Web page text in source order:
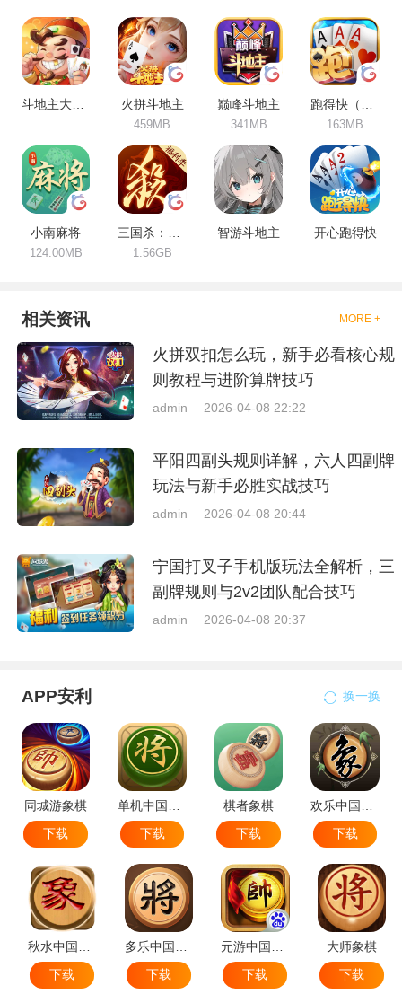
游戏，支持安卓苹果免费下载，
安全稳定，持续更新。
斗地主大作战 火拼斗地主
459MB
巅峰斗地主
341MB 163MB
小南麻将
124.00MB
三国杀：一将成名
1.56GB
智游斗地主 开心跑得快
相关资讯 MORE +
火拼双扣怎么玩，新手必看核心规
则教程与进阶算牌技巧
admin 2026-04-08 22:22
平阳四副头规则详解，六人四副牌
玩法与新手必胜实战技巧
admin 2026-04-08 20:44
宁国打叉子手机版玩法全解析，三
副牌规则与2v2团队配合技巧
admin 2026-04-08 20:37
APP安利 换一换
同城游象棋
下载
单机中国象棋
下载
棋者象棋
下载
欢乐中国象棋
下载
秋水中国象棋
下载
多乐中国象棋
下载
元游中国象棋
下载
大师象棋
下载